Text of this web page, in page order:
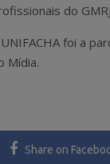
do
foi a
Mídia.
Share on